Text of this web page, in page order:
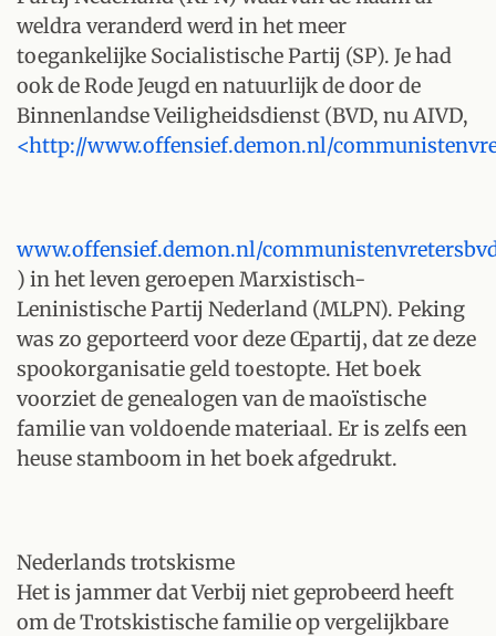
weldra veranderd werd in het meer
toegankelijke Socialistische Partij (SP). Je had
ook de Rode Jeugd en natuurlijk de door de
Binnenlandse Veiligheidsdienst (BVD, nu AIVD,
<http://www.offensief.demon.nl/
www.offensief.demon.nl/
) in het leven geroepen Marxistisch-
Leninistische Partij Nederland (MLPN). Peking
was zo geporteerd voor deze Œpartij‚ dat ze deze
spookorganisatie geld toestopte. Het boek
voorziet de genealogen van de maoïstische
familie van voldoende materiaal. Er is zelfs een
heuse stamboom in het boek afgedrukt.
Nederlands trotskisme
Het is jammer dat Verbij niet geprobeerd heeft
om de Trotskistische familie op vergelijkbare